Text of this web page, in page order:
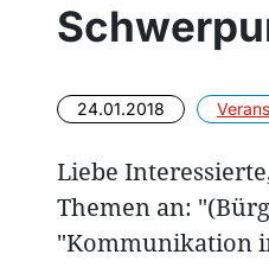
24.01.2018
Liebe
Themen an:
"Kommunikation